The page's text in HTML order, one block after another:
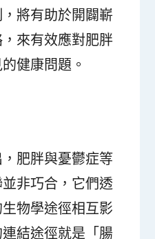
將有助於開闢嶄
來有效應對肥胖
健康問題。
肥胖與憂鬱症等
非巧合，它們透
物學途徑相互影
結途徑就是「腸